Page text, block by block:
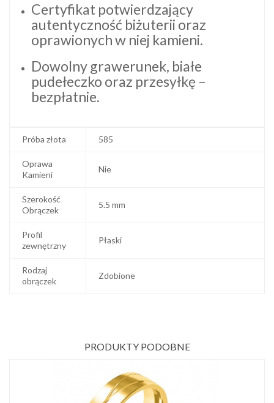
Certyfikat potwierdzający
autentyczność biżuterii oraz
oprawionych w niej kamieni.
Dowolny grawerunek, białe
pudełeczko oraz przesyłkę –
bezpłatnie.
Próba złota 585
Oprawa
Kamieni
Nie
Szerokość
Obrączek
5.5 mm
Profil
zewnętrzny
Płaski
Rodzaj
obrączek
Zdobione
PRODUKTY PODOBNE